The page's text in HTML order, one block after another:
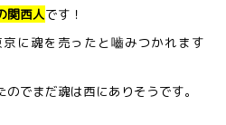
関西人です！
に魂を売ったと嚙みつかれます
でまだ魂は西にありそうです。